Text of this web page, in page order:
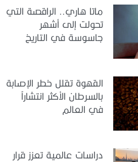
ماتا هاري.. الراقصة التي
تحولت إلى أشهر
جاسوسة في التاريخ
القهوة تقلل خطر الإصابة
بالسرطان الأكثر انتشاراً
في العالم
دراسات عالمية تعزز قرار